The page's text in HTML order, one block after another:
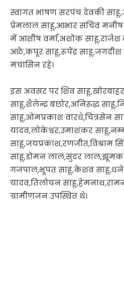
स्वागत भाषण सरपंच देवकी
प्रेमलाल साहू,आभार सचिव मनीष
में आशीष वर्मा,अशोक साहू,राजेश
आठे,कपूर साहू,रूपेंद्र
मंचासिन रहे।
इस अवसर पर शिव
साहू,शैलेन्द्र बंछोर,अनिरुद्ध
साहू,ओमप्रकाश वारधे,चित्रसेन
यादव,लोकेश्वर,उमाशंकर
साहू,जयप्रकाश,रणजीत,विश्राम
साहू,डोमन लाल,सुंदर लाल,झूमक
गजपाल,भूपत साहू,केशव
यादव,तिलोचन
ग्रामीणजन उपस्थित थे।